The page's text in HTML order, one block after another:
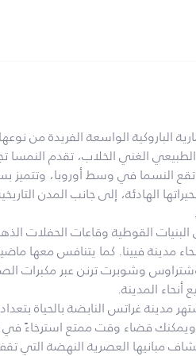
الباروكية الواسعة الفريدة من
الطبيعي الغني الخلاب، تقدم النمسا
النسما في وسط أوروبا، وتتميز
الهادئة، إلى جانب المدن
القوطية وقاعات الحفلات
مدينة فيينا. كما يتنافس معها
وشتراوس وشوبرت ترنن عبر مكبرات
المدينة.
مدينة غراتس النابضة بالحياة
ويمكنك قضاء وقت ممتع استرخاءً في
مبانيها العصرية النهضة التي تقف